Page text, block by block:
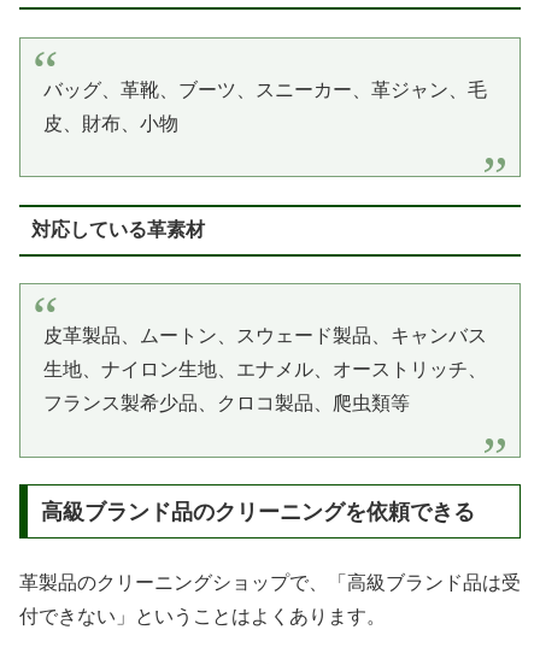
バッグ、革靴、ブーツ、スニーカー、革ジャン、毛
皮、財布、小物
対応している革素材
皮革製品、ムートン、スウェード製品、キャンバス
生地、ナイロン生地、エナメル、オーストリッチ、
フランス製希少品、クロコ製品、爬虫類等
高級ブランド品のクリーニングを依頼できる
革製品のクリーニングショップで、「高級ブランド品は受
付できない」ということはよくあります。